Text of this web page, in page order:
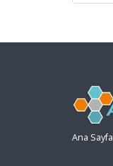
Ana Sayfa